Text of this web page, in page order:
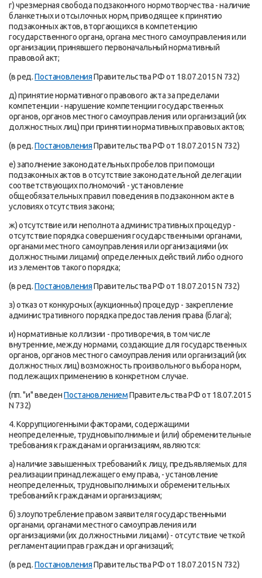
г) чрезмерная свобода подзаконного нормотворчества - наличие
бланкетных и отсылочных норм, приводящее к принятию
подзаконных актов, вторгающихся в компетенцию
государственного органа, органа местного самоуправления или
организации, принявшего первоначальный нормативный
правовой акт;
(в ред.ПостановленияПравительства РФ от 18.07.2015 N 732)
д) принятие нормативного правового акта за пределами
компетенции - нарушение компетенции государственных
органов, органов местного самоуправления или организаций (их
должностных лиц) при принятии нормативных правовых актов;
(в ред.ПостановленияПравительства РФ от 18.07.2015 N 732)
е) заполнение законодательных пробелов при помощи
подзаконных актов в отсутствие законодательной делегации
соответствующих полномочий - установление
общеобязательных правил поведения в подзаконном акте в
условиях отсутствия закона;
ж) отсутствие или неполнота административных процедур -
отсутствие порядка совершения государственными органами,
органами местного самоуправления или организациями (их
должностными лицами) определенных действий либо одного
из элементов такого порядка;
(в ред.ПостановленияПравительства РФ от 18.07.2015 N 732)
з) отказ от конкурсных (аукционных) процедур - закрепление
административного порядка предоставления права (блага);
и) нормативные коллизии - противоречия, в том числе
внутренние, между нормами, создающие для государственных
органов, органов местного самоуправления или организаций (их
должностных лиц) возможность произвольного выбора норм,
подлежащих применению в конкретном случае.
(пп. "и" введенПостановлениемПравительства РФ от 18.07.2015
N 732)
4. Коррупциогенными факторами, содержащими
неопределенные, трудновыполнимые и (или) обременительные
требования к гражданам и организациям, являются:
а) наличие завышенных требований к лицу, предъявляемых для
реализации принадлежащего ему права, - установление
неопределенных, трудновыполнимых и обременительных
требований к гражданам и организациям;
б) злоупотребление правом заявителя государственными
органами, органами местного самоуправления или
организациями (их должностными лицами) - отсутствие четкой
регламентации прав граждан и организаций;
(в ред.ПостановленияПравительства РФ от 18.07.2015 N 732)